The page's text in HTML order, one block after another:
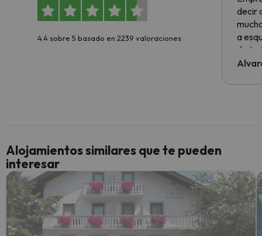
4.4 sobre 5 basado en 2239 valoraciones
decir
a
de
al
culpa
yo.
Alojamientos similares que te pueden
interesar